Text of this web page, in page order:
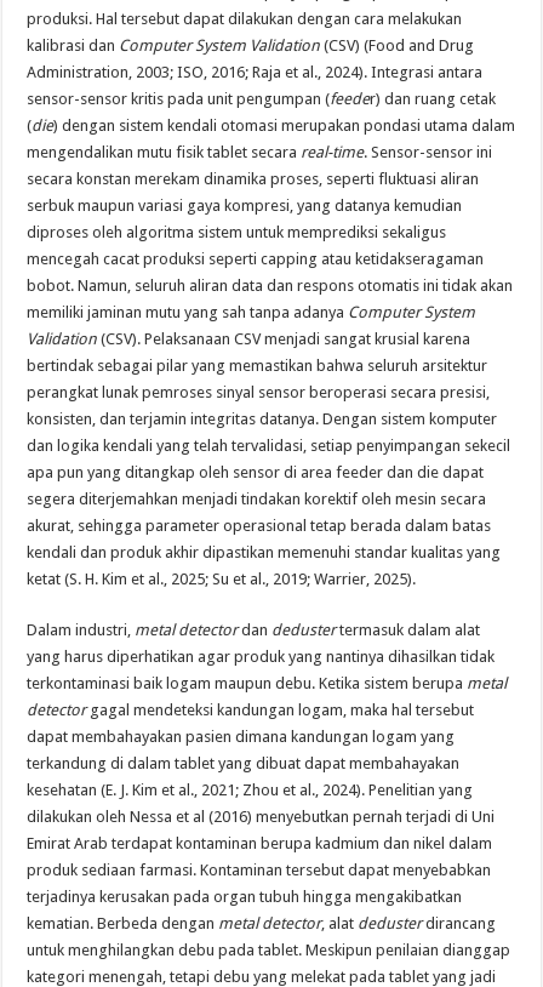
produksi. Hal tersebut dapat dilakukan dengan cara melakukan
kalibrasi dan Computer System Validation(CSV) (Food and Drug
Administration, 2003; ISO, 2016; Raja et al., 2024). Integrasi antara
sensor-sensor kritis pada unit pengumpan (feeder) dan ruang cetak
(die) dengan sistem kendali otomasi merupakan pondasi utama dalam
mengendalikan mutu fisik tablet secara real-time. Sensor-sensor ini
secara konstan merekam dinamika proses, seperti fluktuasi aliran
serbuk maupun variasi gaya kompresi, yang datanya kemudian
diproses oleh algoritma sistem untuk memprediksi sekaligus
mencegah cacat produksi seperti capping atau ketidakseragaman
bobot. Namun, seluruh aliran data dan respons otomatis ini tidak akan
memiliki jaminan mutu yang sah tanpa adanya Computer System
Validation (CSV). Pelaksanaan CSV menjadi sangat krusial karena
bertindak sebagai pilar yang memastikan bahwa seluruh arsitektur
perangkat lunak pemroses sinyal sensor beroperasi secara presisi,
konsisten, dan terjamin integritas datanya. Dengan sistem komputer
dan logika kendali yang telah tervalidasi, setiap penyimpangan sekecil
apa pun yang ditangkap oleh sensor di area feeder dan die dapat
segera diterjemahkan menjadi tindakan korektif oleh mesin secara
akurat, sehingga parameter operasional tetap berada dalam batas
kendali dan produk akhir dipastikan memenuhi standar kualitas yang
ketat (S. H. Kim et al., 2025; Su et al., 2019; Warrier, 2025).
Dalam industri, metal detectordan dedustertermasuk dalam alat
yang harus diperhatikan agar produk yang nantinya dihasilkan tidak
terkontaminasi baik logam maupun debu. Ketika sistem berupa metal
detectorgagal mendeteksi kandungan logam, maka hal tersebut
dapat membahayakan pasien dimana kandungan logam yang
terkandung di dalam tablet yang dibuat dapat membahayakan
kesehatan (E. J. Kim et al., 2021; Zhou et al., 2024). Penelitian yang
dilakukan oleh Nessa et al (2016) menyebutkan pernah terjadi di Uni
Emirat Arab terdapat kontaminan berupa kadmium dan nikel dalam
produk sediaan farmasi. Kontaminan tersebut dapat menyebabkan
terjadinya kerusakan pada organ tubuh hingga mengakibatkan
kematian. Berbeda dengan metal detector, alat dedusterdirancang
untuk menghilangkan debu pada tablet. Meskipun penilaian dianggap
kategori menengah, tetapi debu yang melekat pada tablet yang jadi